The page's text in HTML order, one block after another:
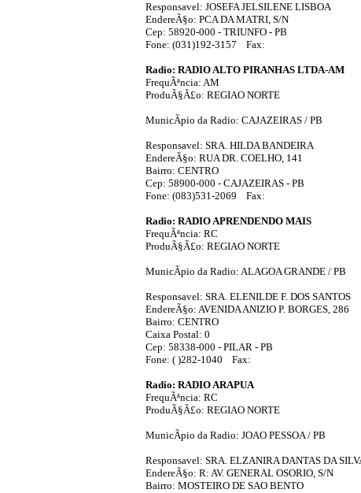
Responsavel: JOSEFA JELSILENE LISBOA
EndereÃ§o: PCA DA MATRI, S/N
Cep: 58920-000 - TRIUNFO - PB
Fone: (031)192-3157 Fax:
Radio: RADIO ALTO PIRANHAS LTDA-AM
FrequÃªncia: AM
ProduÃ§Ã£o: REGIAO NORTE
MunicÃ­pio da Radio: CAJAZEIRAS / PB
Responsavel: SRA. HILDA BANDEIRA
EndereÃ§o: RUA DR. COELHO, 141
Bairro: CENTRO
Cep: 58900-000 - CAJAZEIRAS - PB
Fone: (083)531-2069 Fax:
Radio: RADIO APRENDENDO MAIS
FrequÃªncia: RC
ProduÃ§Ã£o: REGIAO NORTE
MunicÃ­pio da Radio: ALAGOA GRANDE / PB
Responsavel: SRA. ELENILDE F. DOS SANTOS
EndereÃ§o: AVENIDA ANIZIO P. BORGES, 286
Bairro: CENTRO
Caixa Postal: 0
Cep: 58338-000 - PILAR - PB
Fone: ( )282-1040 Fax:
Radio: RADIO ARAPUA
FrequÃªncia: RC
ProduÃ§Ã£o: REGIAO NORTE
MunicÃ­pio da Radio: JOAO PESSOA / PB
Responsavel: SRA. ELZANIRA DANTAS DA
EndereÃ§o: R: AV. GENERAL OSORIO, S/N
Bairro: MOSTEIRO DE SAO BENTO